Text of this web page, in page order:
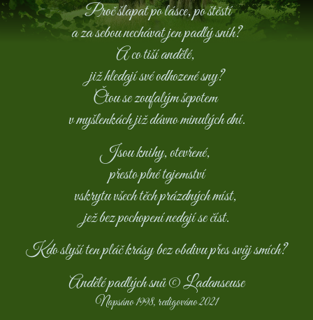
Proč šlapat po lásce, po štěstí
a za sebou nechávat jen padlý sníh?
A co tiší andělé,
již hledají své odhozené sny?
Čtou se zoufalým šepotem
v myšlenkáchjiž dávno minulých dní.
Jsou knihy, otevřené,
přesto plné tajemství
vskrytu všech těch prázdných míst,
jež bez pochopení nedají se číst.
Kdo slyší ten pláč krásy bez obdivu přes svůj smích?
Andělé padlých snů © Ladanseuse
Napsáno 1998, redigováno 2021